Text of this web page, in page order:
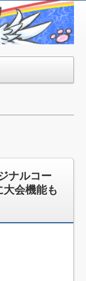
ナルコー
会機能も